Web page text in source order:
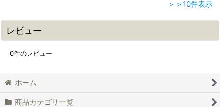
＞＞10件表示
レビュー
0件のレビュー
ホーム
商品カテゴリ一覧